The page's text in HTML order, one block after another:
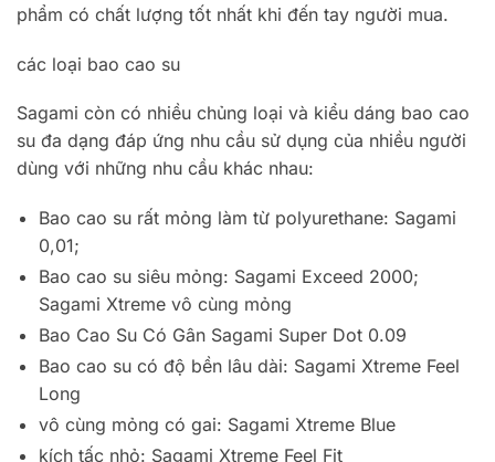
phẩm có chất lượng tốt nhất khi đến tay người mua.
các loại bao cao su
Sagami còn có nhiều chủng loại và kiểu dáng bao cao
su đa dạng đáp ứng nhu cầu sử dụng của nhiều người
dùng với những nhu cầu khác nhau:
Bao cao su rất mỏng làm từ polyurethane: Sagami
0,01;
Bao cao su siêu mỏng: Sagami Exceed 2000;
Sagami Xtreme vô cùng mỏng
Bao Cao Su Có Gân Sagami Super Dot 0.09
Bao cao su có độ bền lâu dài: Sagami Xtreme Feel
Long
vô cùng mỏng có gai: Sagami Xtreme Blue
kích tấc nhỏ: Sagami Xtreme Feel Fit